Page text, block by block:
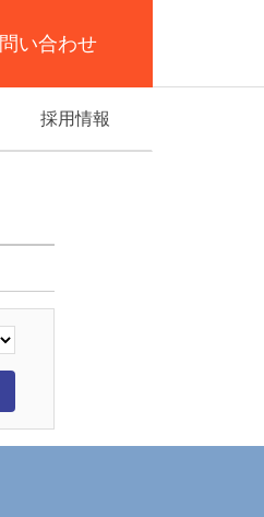
い合わせ
採用情報